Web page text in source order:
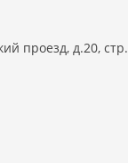
проезд, д.20, стр.